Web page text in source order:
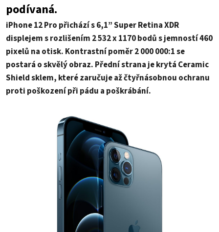
podívaná.
iPhone 12 Pro přichází s 6,1” Super Retina XDR
displejem s rozlišením 2 532 x 1170 bodů s jemností 460
pixelů na otisk. Kontrastní poměr 2 000 000:1 se
postará o skvělý obraz. Přední strana je krytá Ceramic
Shield sklem, které zaručuje až čtyřnásobnou ochranu
proti poškození při pádu a poškrábání.